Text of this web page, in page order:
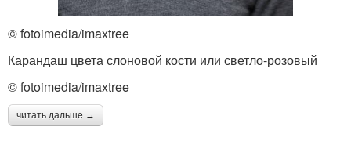
© fotoimedia/imaxtree
Карандаш цвета слоновой кости или светло-розовый
© fotoimedia/imaxtree
читать дальше →